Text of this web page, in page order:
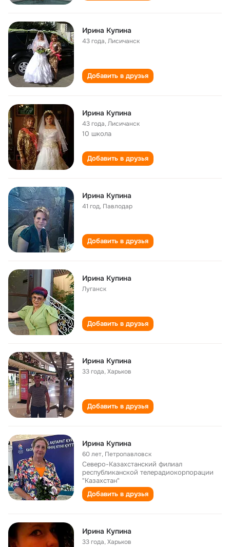
Ирина Купина
43 года,Лисичанск
Добавить в друзья
Ирина Купина
43 года,Лисичанск
10 школа
Добавить в друзья
Ирина Купина
41 год, Павлодар
Добавить в друзья
Ирина Купина
Луганск
Добавить в друзья
Ирина Купина
33 года,Харьков
Добавить в друзья
Ирина Купина
60 лет, Петропавловск
Северо-Казахстанский филиал
республиканской телерадиокорпорации
"Казахстан"
Добавить в друзья
Ирина Купина
33 года,Харьков